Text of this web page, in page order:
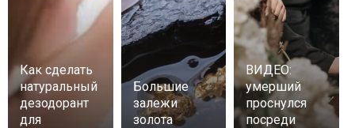
Как сделать
натуральный
дезодорант
для
Большие
залежи
золота
ВИДЕО:
умерший
проснулся
посреди